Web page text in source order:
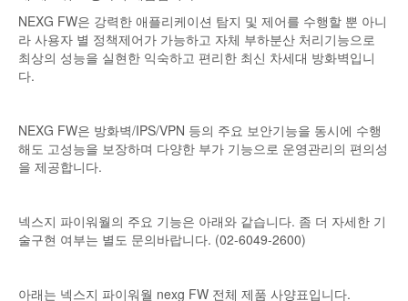
NEXG FW은 강력한 애플리케이션 탐지 및 제어를 수행할 뿐 아니
라 사용자 별 정책제어가 가능하고 자체 부하분산 처리기능으로
최상의 성능을 실현한 익숙하고 편리한 최신 차세대 방화벽입니
다.
NEXG FW은 방화벽/IPS/VPN 등의 주요 보안기능을 동시에 수행
해도 고성능을 보장하며 다양한 부가 기능으로 운영관리의 편의성
을 제공합니다.
넥스지 파이워월의 주요 기능은 아래와 같습니다. 좀 더 자세한 기
술구현 여부는 별도 문의바랍니다. (02-6049-2600)
아래는 넥스지 파이워월 nexg FW 전체 제품 사양표입니다.